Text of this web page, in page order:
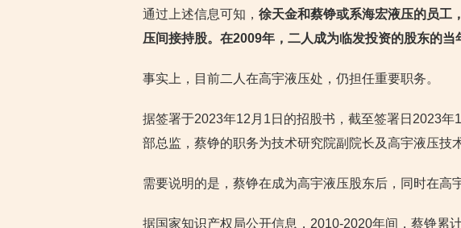
通过上述信息可知， 徐天金和蔡铮或系海宏液压的员工
压间接持股。在2009年，二人成为临发投资的股东的当
事实上，目前二人在高宇液压处，仍担任重要职务。
据签署于2023年12月1日的招股书，截至签署日2023
部总监，蔡铮的职务为技术研究院副院长及高宇液压技
需要说明的是，蔡铮在成为高宇液压股东后，同时在高
据国家知识产权局公开信息，2010-2020年间，蔡铮累